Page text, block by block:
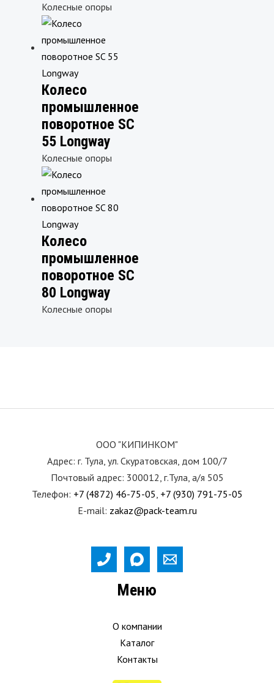
Колесные опоры
Колесо
промышленное
поворотное SC
55 Longway
Колесные опоры
Колесо
промышленное
поворотное SC
80 Longway
Колесные опоры
ООО "КИПИНКОМ"
Адрес: г. Тула, ул. Скуратовская, дом 100/7
Почтовый адрес: 300012, г.Тула, а/я 505
Телефон: +7 (4872) 46-75-05, +7 (930) 791-75-05
E-mail: zakaz@pack-team.ru
Меню
О компании
Каталог
Контакты